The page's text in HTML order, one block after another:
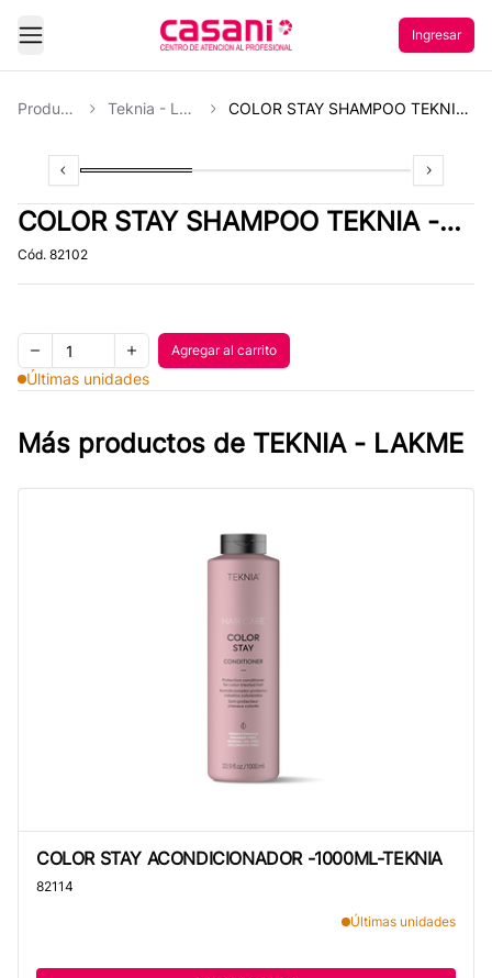
Abrir Menu
Ingresar
Productos Teknia - Lakme COLOR STAY SHAMPOO TEKNIA - 300 ML
Previous slide of3Next
COLOR STAY SHAMPOO TEKNIA -
300 ML
Cód. 82102
Remove one item
Quantity
Add one item
Agregar al carrito
Agregar al carrito
Últimas unidades
Más productos de TEKNIA - LAKME
COLOR STAY ACONDICIONADOR -1000ML-TEKNIA
82114
Últimas unidades